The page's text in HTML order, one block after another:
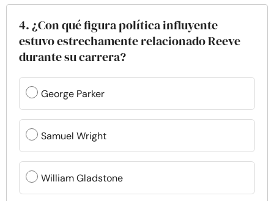
4. ¿Con qué figura política influyente
estuvo estrechamente relacionado Reeve
durante su carrera?
George Parker
Samuel Wright
William Gladstone